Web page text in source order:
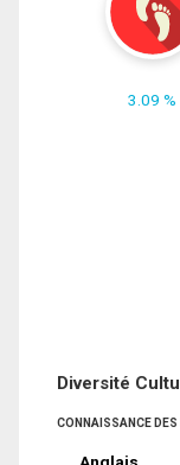
3.09 %
Diversité
CONNAISSANCE DES
Anglais